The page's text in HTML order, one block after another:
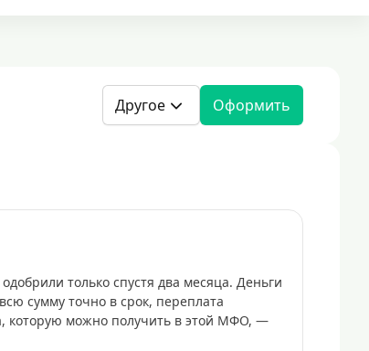
Другое Оформить
только спустя два месяца. Деньги
сумму точно в срок, переплата
которую можно получить в этой МФО, —